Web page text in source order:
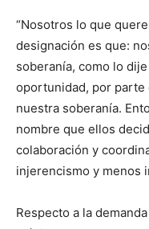
“Nosotros lo que
designación es que:
soberanía, como lo
oportunidad, por parte
nuestra soberanía.
nombre que ellos
colaboración y
injerencismo y menos
Respecto a la